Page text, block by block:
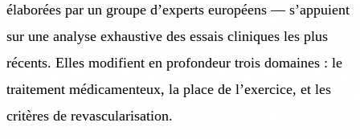
élaborées par un groupe d’experts européens — s’appuient
sur une analyse exhaustive des essais cliniques les plus
récents. Elles modifient en profondeur trois domaines : le
traitement médicamenteux, la place de l’exercice, et les
critères de revascularisation.